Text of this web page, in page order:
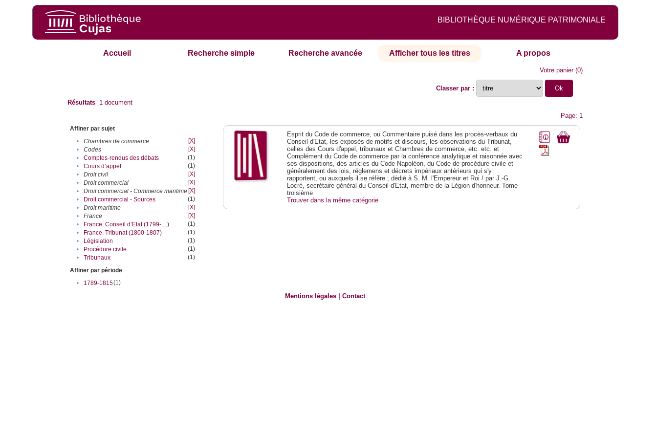
BIBLIOTHÈQUE NUMÉRIQUE PATRIMONIALE
Accueil Recherche simple Recherche avancée Afficher tous les titres A propos
Votre panier(0)
Classer par :
Résultats 1 document
Page: 1
Affiner par sujet
•
Chambres de commerce
[X]
•
Codes
[X]
•
Comptes-rendus des débats
(1)
•
Cours d’appel
(1)
•
Droit civil
[X]
•
Droit commercial
[X]
•
Droit commercial - Commerce maritime [X]
•
Droit commercial - Sources
(1)
•
Droit maritime
[X]
•
France
[X]
•
France. Conseil d’Etat (1799-....)
(1)
•
France. Tribunat (1800-1807)
(1)
•
Législation
(1)
•
Procédure civile
(1)
•
Tribunaux
(1)
Affiner par période
•
1789-1815(1)
Esprit du Code de commerce, ou Commentaire puisé dans les procès-verbaux du
Conseil d'Etat, les exposés de motifs et discours, les observations du Tribunat,
celles des Cours d'appel, tribunaux et Chambres de commerce, etc. etc. et
Complément du Code de commerce par la conférence analytique et raisonnée avec
ses dispositions, des articles du Code Napoléon, du Code de procédure civile et
généralement des lois, réglemens et décrets impériaux antérieurs qui s'y
rapportent, ou auxquels il se réfère ; dédié à S. M. l'Empereur et Roi / par J.-G.
Locré, secrétaire général du Conseil d'Etat, membre de la Légion d'honneur. Tome
troisième
Trouver dans la même catégorie
Mentions légales |Contact